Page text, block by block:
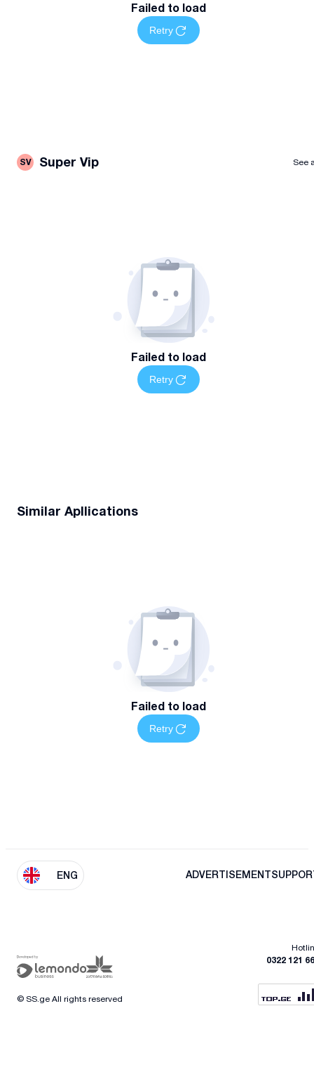
მომსახურების ან ადგილზე მიტანის ფორმატში.
Failed to load
Retry
SV Super Vip See
Failed to load
Retry
Similar Apllications
Failed to load
Retry
ENG ADVERTISEMENT
0322 121
© SS.ge All rights reserved